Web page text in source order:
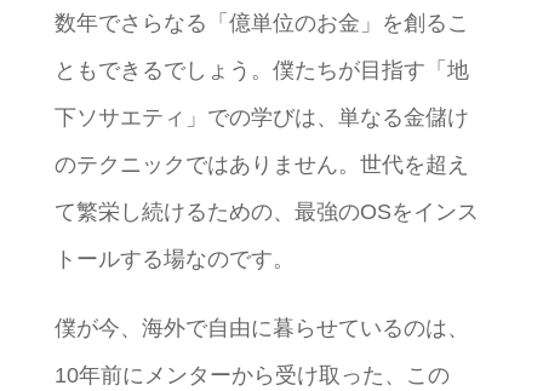
数年でさらなる「億単位のお金」を創るこ
ともできるでしょう。僕たちが目指す「地
下ソサエティ」での学びは、単なる金儲け
のテクニックではありません。世代を超え
て繁栄し続けるための、最強のOSをインス
トールする場なのです。
僕が今、海外で自由に暮らせているのは、
10年前にメンターから受け取った、この